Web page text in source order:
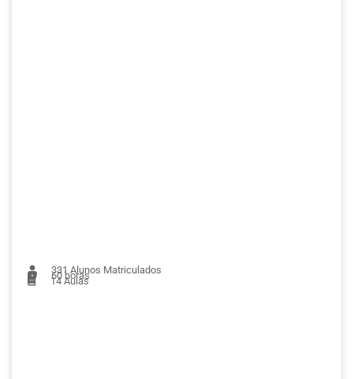
331 Alunos Matriculados
60 horas
14Aulas